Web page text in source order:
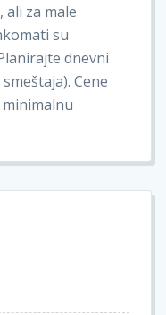
ali za male
su
dnevni
Cene